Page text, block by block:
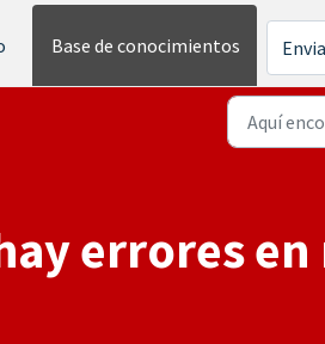
Base de conocimientos
errores